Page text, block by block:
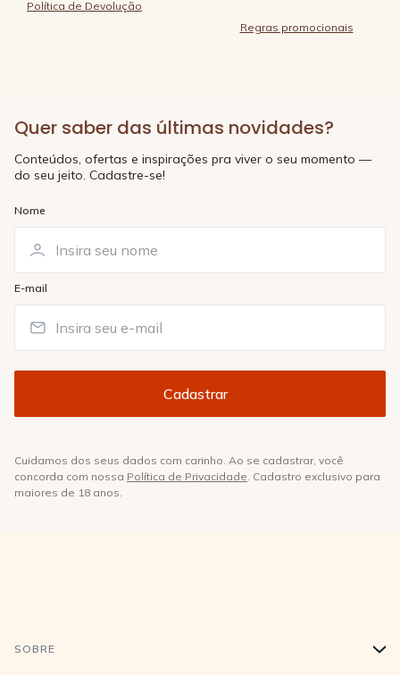
Política de Devolução
Regras promocionais
Quer saber das últimas novidades?
Conteúdos, ofertas e inspirações pra viver o seu momento —
do seu jeito. Cadastre-se!
Nome
E-mail
Cuidamos dos seus dados com carinho. Ao se cadastrar, você
concorda com nossa Política de Privacidade. Cadastro exclusivo para
maiores de 18 anos.
SOBRE +